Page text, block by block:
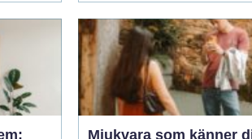
Mjukvara som känner